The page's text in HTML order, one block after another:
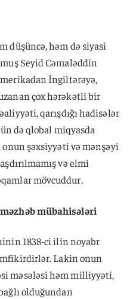
düşüncə, həm də siyasi
Seyid Cəmaləddin
İngiltərəyə,
çox hərəkətli bir
qarışdığı hadisələr
də qlobal miqyasda
şəxsiyyəti və mənşəyi
və elmi
mövcuddur.
mübahisələri
1838-ci ilin noyabr
Lakin onun
məsələsi həm milliyyəti,
olduğundan